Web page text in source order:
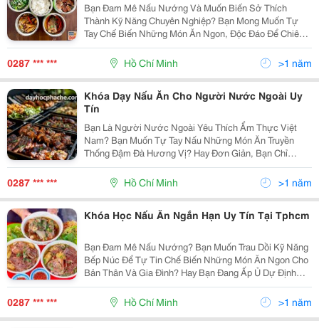
Bạn Đam Mê Nấu Nướng Và Muốn Biến Sở Thích
Thành Kỹ Năng Chuyên Nghiệp? Bạn Mong Muốn Tự
Tay Chế Biến Những Món Ăn Ngon, Độc Đáo Để Chiêu
Đãi Gia Đình, Bạn Bè Hay Thậm Chí Khởi Nghiệp Kinh
Doanh Ẩm Thực? Khóa Học Nấu Ăn Theo Yêu Cầu
Chính Là Chìa...
0287 *** *** Hồ Chí Minh >1 năm
Khóa Dạy Nấu Ăn Cho Người Nước Ngoài Uy
Tín
Bạn Là Người Nước Ngoài Yêu Thích Ẩm Thực Việt
Nam? Bạn Muốn Tự Tay Nấu Những Món Ăn Truyền
Thống Đậm Đà Hương Vị? Hay Đơn Giản, Bạn Chỉ
Muốn Tìm Hiểu Thêm Về Văn Hóa Ẩm Thực Độc Đáo
Của Việt Nam? Khóa Học Nấu Ăn Dành Cho Người
Nước Ngoài Của Chúng...
0287 *** *** Hồ Chí Minh >1 năm
Khóa Học Nấu Ăn Ngắn Hạn Uy Tín Tại Tphcm
Bạn Đam Mê Nấu Nướng? Bạn Muốn Trau Dồi Kỹ Năng
Bếp Núc Để Tự Tin Chế Biến Những Món Ăn Ngon Cho
Bản Thân Và Gia Đình? Hay Bạn Đang Ấp Ủ Dự Định
Kinh Doanh Ẩm Thực Trong Tương Lai? Nếu Vậy, Khóa
Học Nấu Ăn Ngắn Hạn Tại Tphcm Chính Là Lựa Chọn
Hoàn...
0287 *** *** Hồ Chí Minh >1 năm